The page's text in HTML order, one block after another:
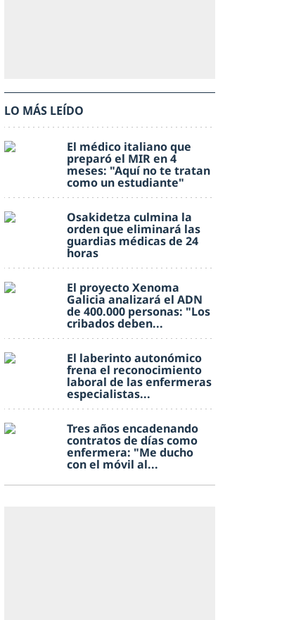
LO MÁS LEÍDO
El médico italiano que
preparó el MIR en 4
meses: "Aquí no te tratan
como un estudiante"
Osakidetza culmina la
orden que eliminará las
guardias médicas de 24
horas
El proyecto Xenoma
Galicia analizará el ADN
de 400.000 personas: "Los
cribados deben...
El laberinto autonómico
frena el reconocimiento
laboral de las enfermeras
especialistas...
Tres años encadenando
contratos de días como
enfermera: "Me ducho
con el móvil al...